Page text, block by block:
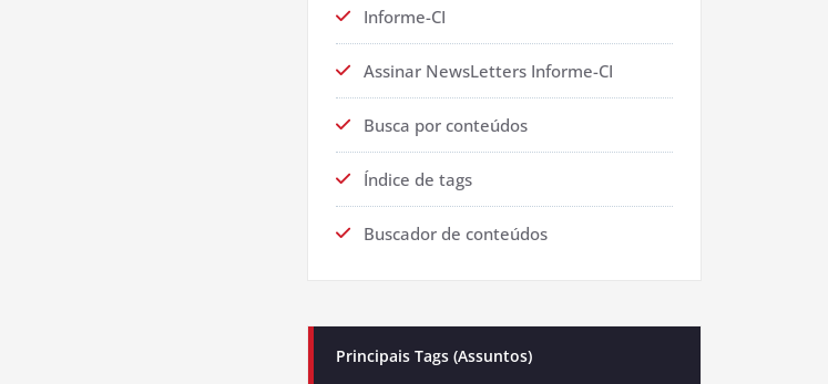
Informe-CI
Assinar NewsLetters Informe-CI
Busca por conteúdos
Índice de tags
Buscador de conteúdos
Principais Tags (Assuntos)